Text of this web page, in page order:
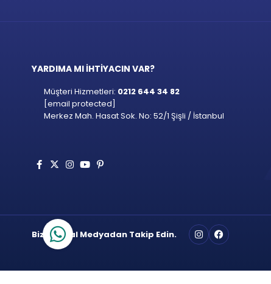
YARDIMA MI İHTİYACIN VAR?
Müşteri Hizmetleri: 0212 644 34 82
[email protected]
Merkez Mah. Hasat Sok. No: 52/1 Şişli / İstanbul
Bizi Sosyal Medyadan Takip Edin.